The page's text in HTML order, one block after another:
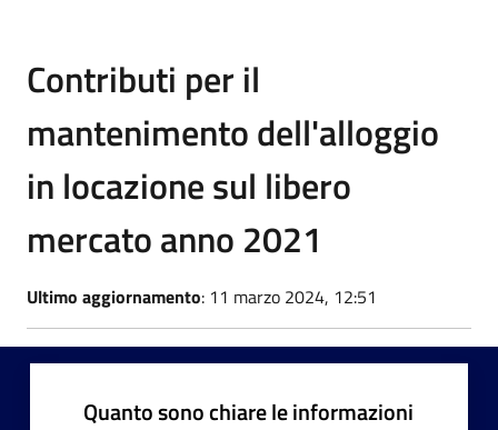
Contributi per il
mantenimento dell'alloggio
in locazione sul libero
mercato anno 2021
Ultimo aggiornamento: 11 marzo 2024, 12:51
Quanto sono chiare le informazioni